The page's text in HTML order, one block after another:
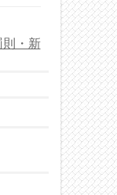
・新